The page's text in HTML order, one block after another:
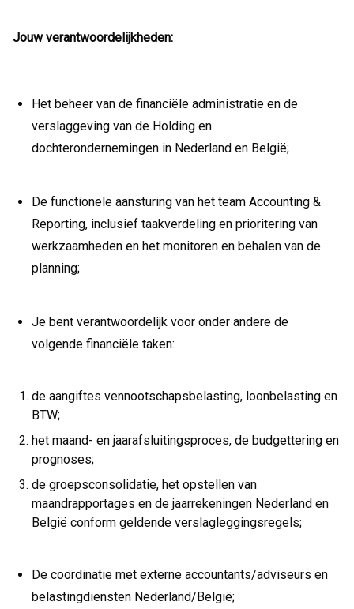
Jouw verantwoordelijkheden:
Het beheer van de financiële administratie en de
verslaggeving van de Holding en
dochterondernemingen in Nederland en België;
De functionele aansturing van het team Accounting &
Reporting, inclusief taakverdeling en prioritering van
werkzaamheden en het monitoren en behalen van de
planning;
Je bent verantwoordelijk voor onder andere de
volgende financiële taken:
de aangiftes vennootschapsbelasting, loonbelasting en
BTW;
het maand- en jaarafsluitingsproces, de budgettering en
prognoses;
de groepsconsolidatie, het opstellen van
maandrapportages en de jaarrekeningen Nederland en
België conform geldende verslagleggingsregels;
De coördinatie met externe accountants/adviseurs en
belastingdiensten Nederland/België;